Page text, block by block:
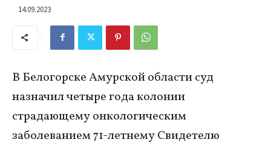
14.09.2023
В Белогорске Амурской области суд
назначил четыре года колонии
страдающему онкологическим
заболеванием 71-летнему Свидетелю